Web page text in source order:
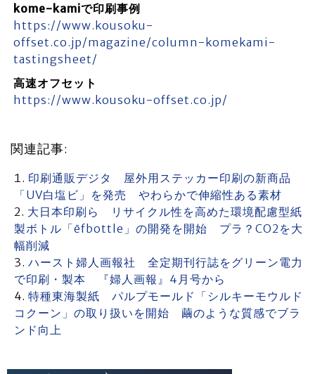
kome-kamiで印刷事例
https://www.kousoku-
offset.co.jp/magazine/column-komekami-
tastingsheet/
高速オフセット
https://www.kousoku-offset.co.jp/
関連記事:
印刷通販デジタ 屋外用ステッカー印刷の新商品
「UV白塩ビ」を発売 やわらかで伸縮性ある素材
大日本印刷ら リサイクル性を高めた環境配慮型紙
製ボトル「ēfbottle」の開発を開始 プラ？CO2を大
幅削減
ハースト婦人画報社 全定期刊行誌をグリーン電力
で印刷・製本 『婦人画報』4月号から
特種東海製紙 パルプモールド「シルキーモウルド
コクーン」の取り扱いを開始 繭のような質感でブラ
ンド向上